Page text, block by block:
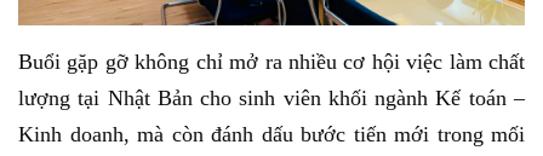
Buổi gặp gỡ không chỉ mở ra nhiều cơ hội việc làm chất
lượng tại Nhật Bản cho sinh viên khối ngành Kế toán –
Kinh doanh, mà còn đánh dấu bước tiến mới trong mối